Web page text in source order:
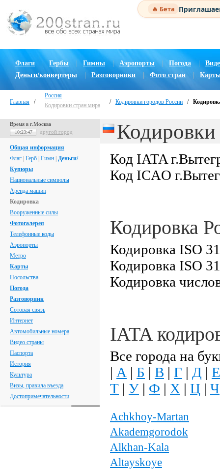
🔥 Бета
Флаги Гербы Гимны | Аэропорты Погода |
Деньги/конвертеры
Разговорники Фото стран
Главная /
Россия
Кодировки стран мира
/ Кодировки городов России /
Время в г.Москва
10:23:48 другой город
Общая информация
Флаг Герб Гимн Деньги/
Купюры
Национальные символы
Аренда машин
Кодировка
Вооруженные силы
Фотогалерея
Телефонные коды
Аэропорты
Метро
Карты
Посольства
Погода
Разговорник
Сотовая связь
Интернет
Автомобильные номера
Видео страны
Паспорта
История
Культура
Визы, правила въезда
Достопримечательности
Кодировки
Код IATA
Код ICAO
Кодировка
Кодировка ISO
Кодировка ISO
Кодировка
IATA
Все города на
| А | Б | В | Г | Д | Е
Т | У | Ф | Х | Ц | Ч
Achkhoy-Martan
Akademgorodok
Alkhan-Kala
Altayskoye